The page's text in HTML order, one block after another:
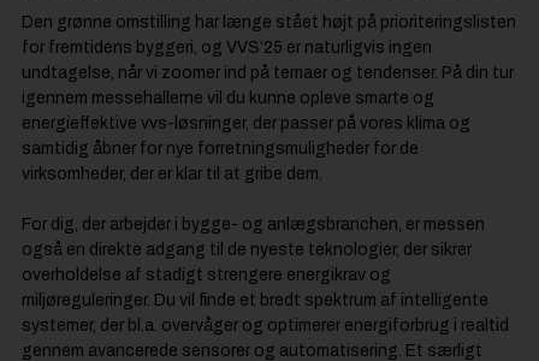
Den grønne omstilling har længe stået højt på prioriteringslisten
for fremtidens byggeri, og VVS’25 er naturligvis ingen
undtagelse, når vi zoomer ind på temaer og tendenser. På din tur
igennem messehallerne vil du kunne opleve smarte og
energieffektive vvs-løsninger, der passer på vores klima og
samtidig åbner for nye forretningsmuligheder for de
virksomheder, der er klar til at gribe dem.
For dig, der arbejder i bygge- og anlægsbranchen, er messen
også en direkte adgang til de nyeste teknologier, der sikrer
overholdelse af stadigt strengere energikrav og
miljøreguleringer. Du vil finde et bredt spektrum af intelligente
systemer, der bl.a. overvåger og optimerer energiforbrug i realtid
gennem avancerede sensorer og automatisering. Et særligt